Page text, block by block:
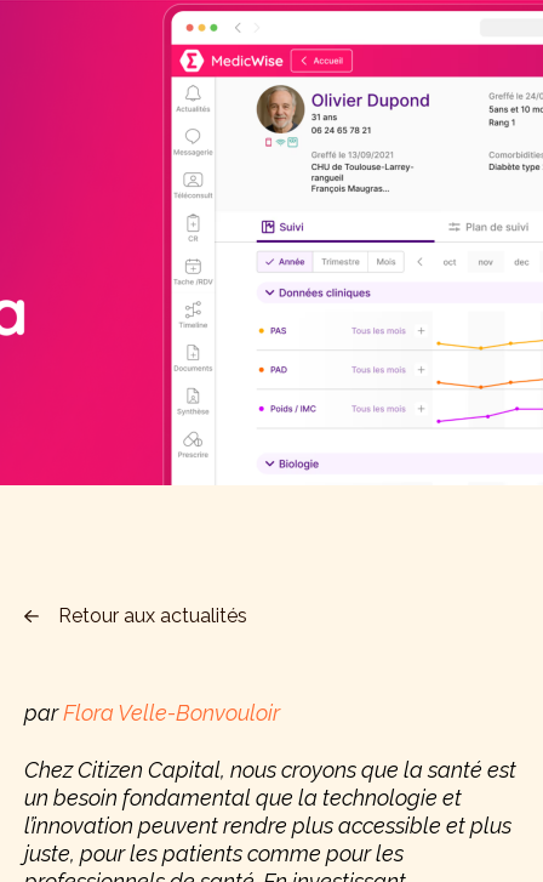
Retour aux actualités
parFlora Velle-Bonvouloir
Chez Citizen Capital, nous croyons que la santé est
un besoin fondamental que la technologie et
l’innovation peuvent rendre plus accessible et plus
juste, pour les patients comme pour les